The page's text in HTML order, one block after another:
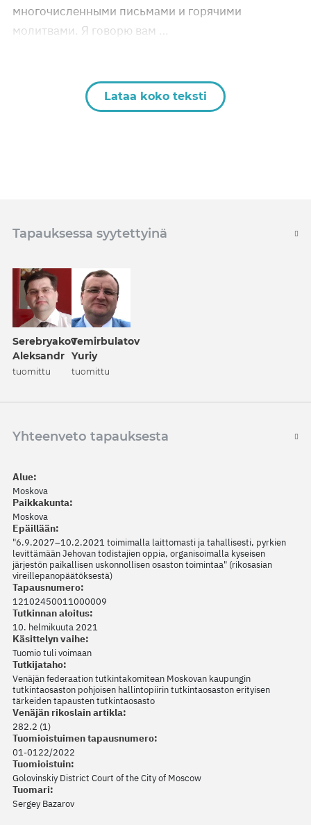
многочисленными письмами и горячими
молитвами. Я говорю вам …
Lataa koko teksti
Tapauksessa syytettyinä
Serebryakov
Aleksandr
tuomittu
Temirbulatov
Yuriy
tuomittu
Yhteenveto tapauksesta
Alue:
Moskova
Paikkakunta:
Moskova
Epäillään:
"6.9.2027–10.2.2021 toimimalla laittomasti ja tahallisesti, pyrkien
levittämään Jehovan todistajien oppia, organisoimalla kyseisen
järjestön paikallisen uskonnollisen osaston toimintaa" (rikosasian
vireillepanopäätöksestä)
Tapausnumero:
12102450011000009
Tutkinnan aloitus:
10. helmikuuta 2021
Käsittelyn vaihe:
Tuomio tuli voimaan
Tutkijataho:
Venäjän federaation tutkintakomitean Moskovan kaupungin
tutkintaosaston pohjoisen hallintopiirin tutkintaosaston erityisen
tärkeiden tapausten tutkintaosasto
Venäjän rikoslain artikla:
282.2 (1)
Tuomioistuimen tapausnumero:
01-0122/2022
Tuomioistuin:
Golovinskiy District Court of the City of Moscow
Tuomari:
Sergey Bazarov